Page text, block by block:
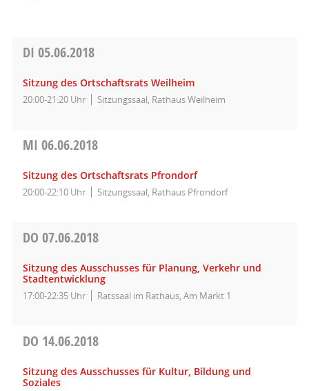
DI 05.06.2018
Sitzung des Ortschaftsrats Weilheim
20:00-21:20 Uhr Sitzungssaal, Rathaus Weilheim
MI 06.06.2018
Sitzung des Ortschaftsrats Pfrondorf
20:00-22:10 Uhr Sitzungssaal, Rathaus Pfrondorf
DO 07.06.2018
Sitzung des Ausschusses für Planung, Verkehr und
Stadtentwicklung
17:00-22:35 Uhr Ratssaal im Rathaus, Am Markt 1
DO 14.06.2018
Sitzung des Ausschusses für Kultur, Bildung und
Soziales